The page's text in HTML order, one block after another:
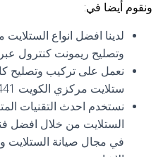
ونقوم أيضا في:
لدينا افضل انواع
وتصليح ريمونت كنترول
نعمل على تركيب وتصليح
ستلايت مركزي الكويت 65651441
نستخدم احدث التقنيات
الستلايت من خلال افضل
في مجال صيانة الستلايت